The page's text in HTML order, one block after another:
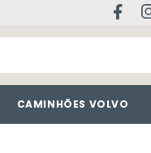
CAMINHÕES VOLVO